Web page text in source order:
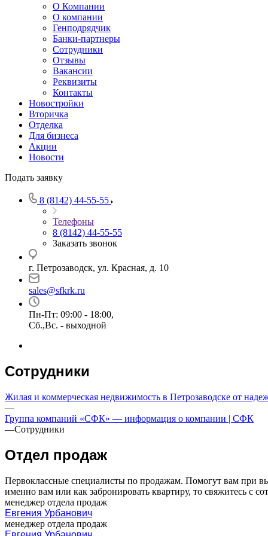
О Компании
О компании
Генподрядчик
Банки-партнеры
Сотрудники
Отзывы
Вакансии
Реквизиты
Контакты
Новостройки
Вторичка
Отделка
Для бизнеса
Акции
Новости
Подать заявку
8 (8142) 44-55-55
Телефоны
8 (8142) 44-55-55
Заказать звонок
г. Петрозаводск, ул. Красная, д. 10
sales@sfkrk.ru
Пн-Пт: 09:00 - 18:00,
Сб.,Вс. - выходной
Сотрудники
Жилая и коммерческая недвижимость в Петрозаводске от
—
Группа компаний «СФК» — информация о компании | СФК
—Сотрудники
Отдел продаж
Первоклассные специалисты по продажам. Помогут вам при
именно вам или как забронировать квартиру, то свяжитесь с
менеджер отдела продаж
Евгения Урбанович
менеджер отдела продаж